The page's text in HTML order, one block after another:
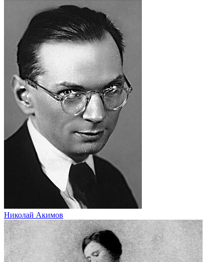
Николай Акимов